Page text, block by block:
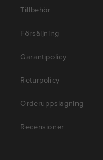
Tillbehör
Försäljning
Garantipolicy
Returpolicy
Orderuppslagning
Recensioner